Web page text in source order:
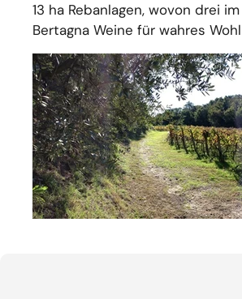
13 ha Rebanlagen, wovon drei
Bertagna Weine für wahres